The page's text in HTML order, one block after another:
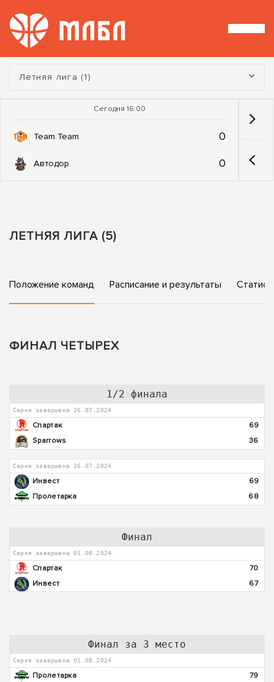
Турнир:
Летняя лига (1)
Сегодня 16:00
Team Team 0
Автодор 0
ЛЕТНЯЯ ЛИГА (5)
Положение команд Расписание и результаты
ФИНАЛ ЧЕТЫРЕХ
1/2 финала
Серия завершена 26.07.2024
Спартак
69
Sparrows
36
Серия завершена 26.07.2024
Инвест
69
Пролетарка
68
Финал
Серия завершена 01.08.2024
Спартак
70
Инвест
67
Финал за 3 место
Серия завершена 01.08.2024
Пролетарка
79